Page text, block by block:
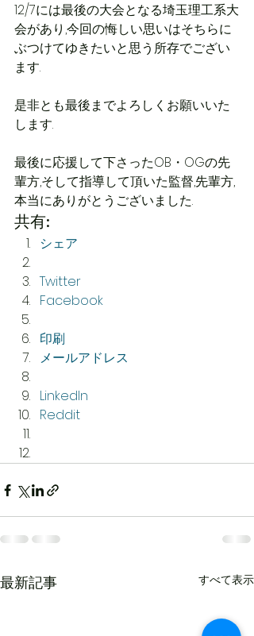
12/7には最後の大会となる埼玉理工系大
会があり,今回の悔しい思いはそちらに
ぶつけてゆきたいと思う所存でござい
ます.
是非とも最後までよろしくお願いいた
します.
最後に応援して下さったOB・OGの先
輩方,そして指導して頂いた監督,先輩方,
本当にありがとうございました.
共有:
シェア
Twitter
Facebook
印刷
メールアドレス
LinkedIn
Reddit
最新記事 すべて表示